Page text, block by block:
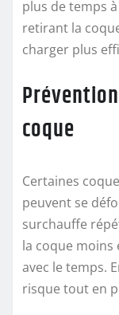
plus de temps
retirant la
charger plus
coque
Certaines
peuvent se
surchauffe
la coque
avec le temps.
risque tout en